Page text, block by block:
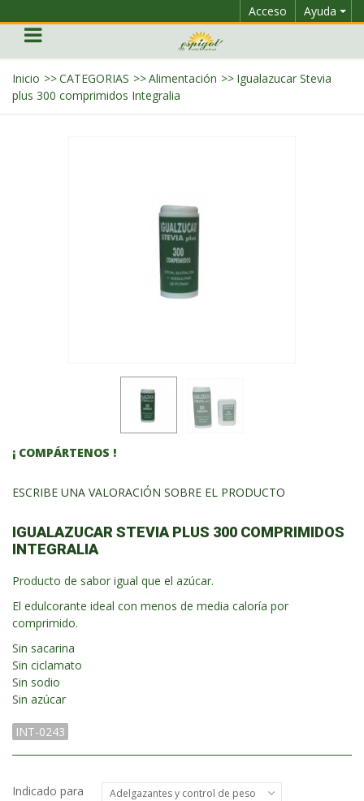
Ayuda
Acceso
Inicio >>CATEGORIAS >>Alimentación >> Igualazucar Stevia
plus 300 comprimidos Integralia
¡ COMPÁRTENOS !
ESCRIBE UNA VALORACIÓN SOBRE EL PRODUCTO
IGUALAZUCAR STEVIA PLUS 300 COMPRIMIDOS
INTEGRALIA
Producto de sabor igual que el azúcar.
El edulcorante ideal con menos de media caloría por
comprimido.
Sin sacarina
Sin ciclamato
Sin sodio
Sin azúcar
INT-0243
Indicado para Adelgazantes y control de peso